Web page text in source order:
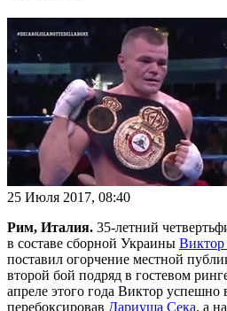
25 Июля 2017, 08:40
Рим, Италия. 35-летний
в составе сборной Украины Виктор
поставил огорчение местной
второй бой подряд в гостевом
апреле этого года Виктор
перебоксировав Дариуша Сека, а